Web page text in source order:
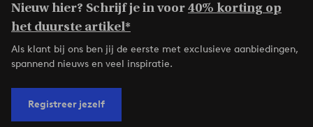
Nieuw hier? Schrijf je in voor40% korting op
het duurste artikel*
Als klant bij ons ben jij de eerste met exclusieve aanbiedingen,
spannend nieuws en veel inspiratie.
Registreer jezelf